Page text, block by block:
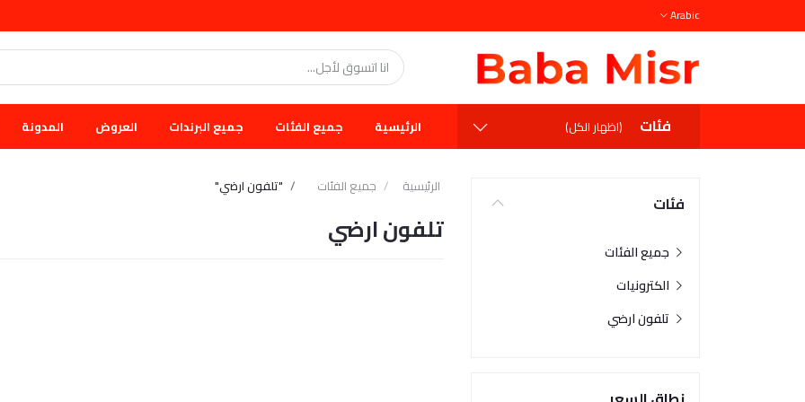
Arabic
فئات (اظهار الكل) الرئيسية جميع الفئات جميع البرندات العروض المدونة
فئات
جميع الفئات
الكترونيات
تلفون ارضي
الرئيسية جميع الفئات "تلفون ارضي"
تلفون ارضي